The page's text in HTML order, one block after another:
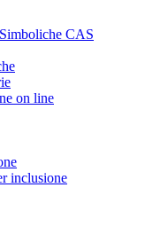
CAS
on line
inclusione